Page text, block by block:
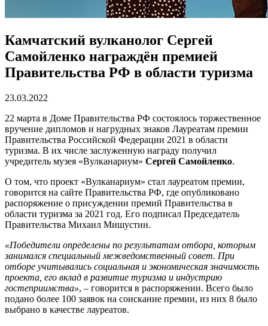
Камчатский вулканолог Сергей
Самойленко награждён премией
Правительства РФ в области туризма
23.03.2022
22 марта в Доме Правительства РФ состоялось торжественное
вручение дипломов и нагрудных знаков Лауреатам премии
Правительства Российской Федерации 2021 в области
туризма. В их числе заслуженную награду получил
учредитель музея «Вулканариум» Сергей Самойленко.
О том, что проект «Вулканариум» стал лауреатом премии,
говорится на сайте Правительства РФ, где опубликовано
распоряжение о присуждении премий Правительства в
области туризма за 2021 год. Его подписал Председатель
Правительства Михаил Мишустин.
«Победители определены по результатам отбора, которым
занимался специальный межведомственный совет. При
отборе учитывались социальная и экономическая значимость
проекта, его вклад в развитие туризма и индустрию
гостеприимства», – говорится в распоряжении. Всего было
подано более 100 заявок на соискание премии, из них 8 было
выбрано в качестве лауреатов.